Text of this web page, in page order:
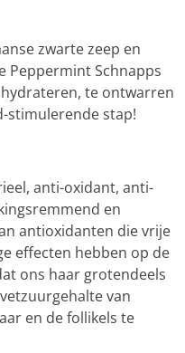
zwarte zeep en
Peppermint Schnapps
te ontwarren
stimulerende stap!
anti-oxidant, anti-
en
antioxidanten die vrije
effecten hebben op de
ons haar grotendeels
van
en de follikels te